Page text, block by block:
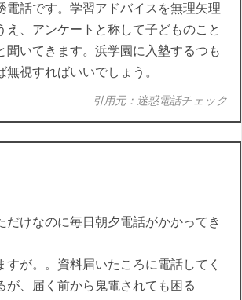
電話です。学習アドバイスを無理矢理
え、アンケートと称して子どものこと
聞いてきます。浜学園に入塾するつも
無視すればいいでしょう。
引用元：迷惑電話チェック
だけなのに毎日朝夕電話がかかってき
すが。。資料届いたころに電話してく
が、届く前から鬼電されても困る